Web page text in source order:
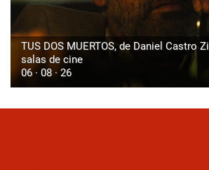
TUS DOS MUERTOS, de Daniel Castro
salas de cine
06 · 08 · 26